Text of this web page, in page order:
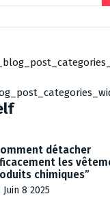
détacher
les
chimiques”
Juin 8 2025